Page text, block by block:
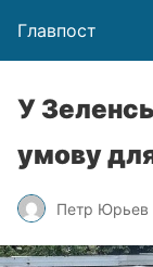
Главпост
У
умову
Петр Юрьев